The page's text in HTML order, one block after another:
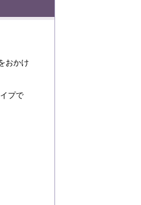
おかけ
プで